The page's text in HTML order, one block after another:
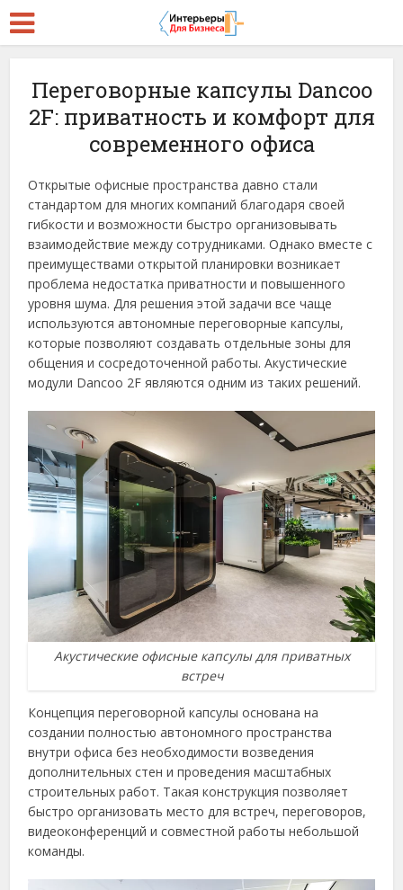
Переговорные капсулы Dancoo
2F: приватность и комфорт для
современного офиса
Открытые офисные пространства давно стали
стандартом для многих компаний благодаря своей
гибкости и возможности быстро организовывать
взаимодействие между сотрудниками. Однако вместе с
преимуществами открытой планировки возникает
проблема недостатка приватности и повышенного
уровня шума. Для решения этой задачи все чаще
используются автономные переговорные капсулы,
которые позволяют создавать отдельные зоны для
общения и сосредоточенной работы. Акустические
модули Dancoo 2F являются одним из таких решений.
Акустические офисные капсулы для приватных
встреч
Концепция переговорной капсулы основана на
создании полностью автономного пространства
внутри офиса без необходимости возведения
дополнительных стен и проведения масштабных
строительных работ. Такая конструкция позволяет
быстро организовать место для встреч, переговоров,
видеоконференций и совместной работы небольшой
команды.